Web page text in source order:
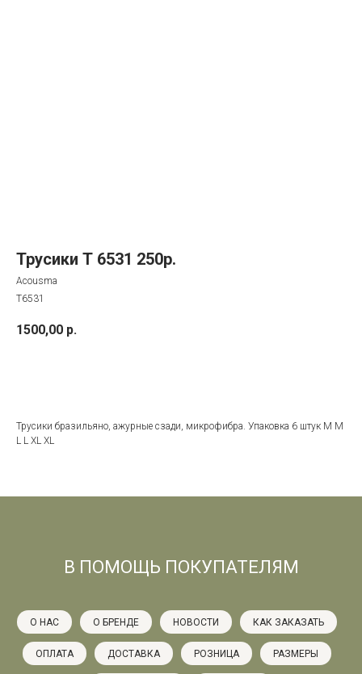
Трусики Т 6531 250р.
Acousma
T6531
1500,00 р.
Трусики бразильяно, ажурные сзади, микрофибра. Упаковка 6 штук M M
L L XL XL
В ПОМОЩЬ ПОКУПАТЕЛЯМ
О НАС О БРЕНДЕ НОВОСТИ КАК ЗАКАЗАТЬ
ОПЛАТА ДОСТАВКА РОЗНИЦА РАЗМЕРЫ